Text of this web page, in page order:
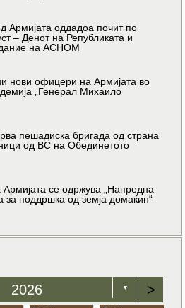
Армијата оддадоа почит по
– Денот на Републиката и
на АСНОМ
нови офицери на Армијата во
„Генерал Михаило
пешадиска бригада од страна
од ВС на Обединетото
се одржува „Напредна
за поддршка од земја домаќин“
2026 ▼ >